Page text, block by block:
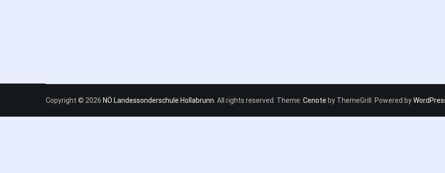
Copyright © 2026 NÖ Landessonderschule Hollabrunn . All rights reserved. Theme: Cenote by ThemeGrill. Powered by